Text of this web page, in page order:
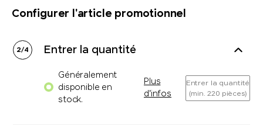
Configurer l'article promotionnel
2/4 Entrer la quantité
Généralement
disponible en
stock.
Plus
d'infos
Entrer la quantité
(min. 220 pièces)